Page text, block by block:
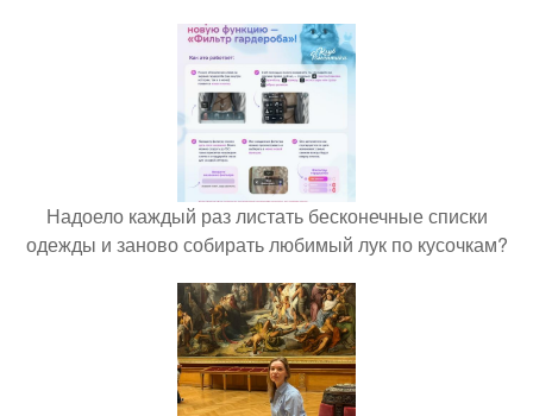
Надоело каждый раз листать бесконечные списки
одежды и заново собирать любимый лук по кусочкам?